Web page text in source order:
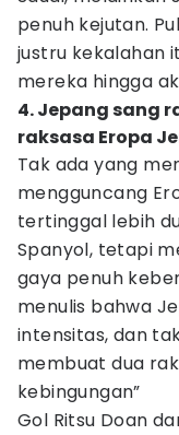
penuh kejutan.
justru kekalahan
mereka hingga
4. Jepang sang
raksasa Eropa
Tak ada yang
mengguncang
tertinggal lebih
Spanyol, tetapi
gaya penuh
menulis bahwa
intensitas, dan
membuat dua
kebingungan”
Gol Ritsu Doan